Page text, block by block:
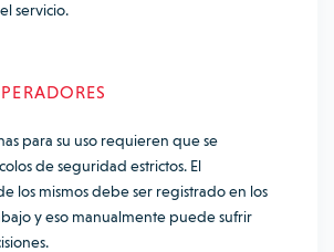
servicio.
para su uso requieren que se
de seguridad estrictos. El
los mismos debe ser registrado en los
y eso manualmente puede sufrir